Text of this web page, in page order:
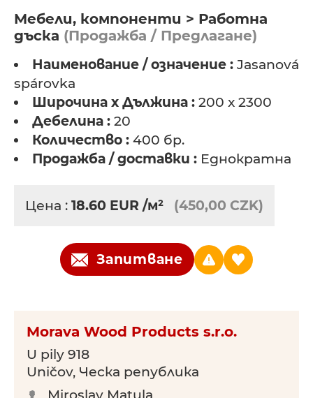
Мебели, компоненти > Работна
дъска (Продажба / Предлагане)
Наименование / означение : Jasanová
spárovka
Широчина х Дължина : 200 x 2300
Дебелина : 20
Количество : 400 бр.
Продажба / доставки : Еднократна
Цена : 18.60 EUR /м² (450,00 CZK)
Запитване
Morava Wood Products s.r.o.
U pily 918
Uničov, Ческа република